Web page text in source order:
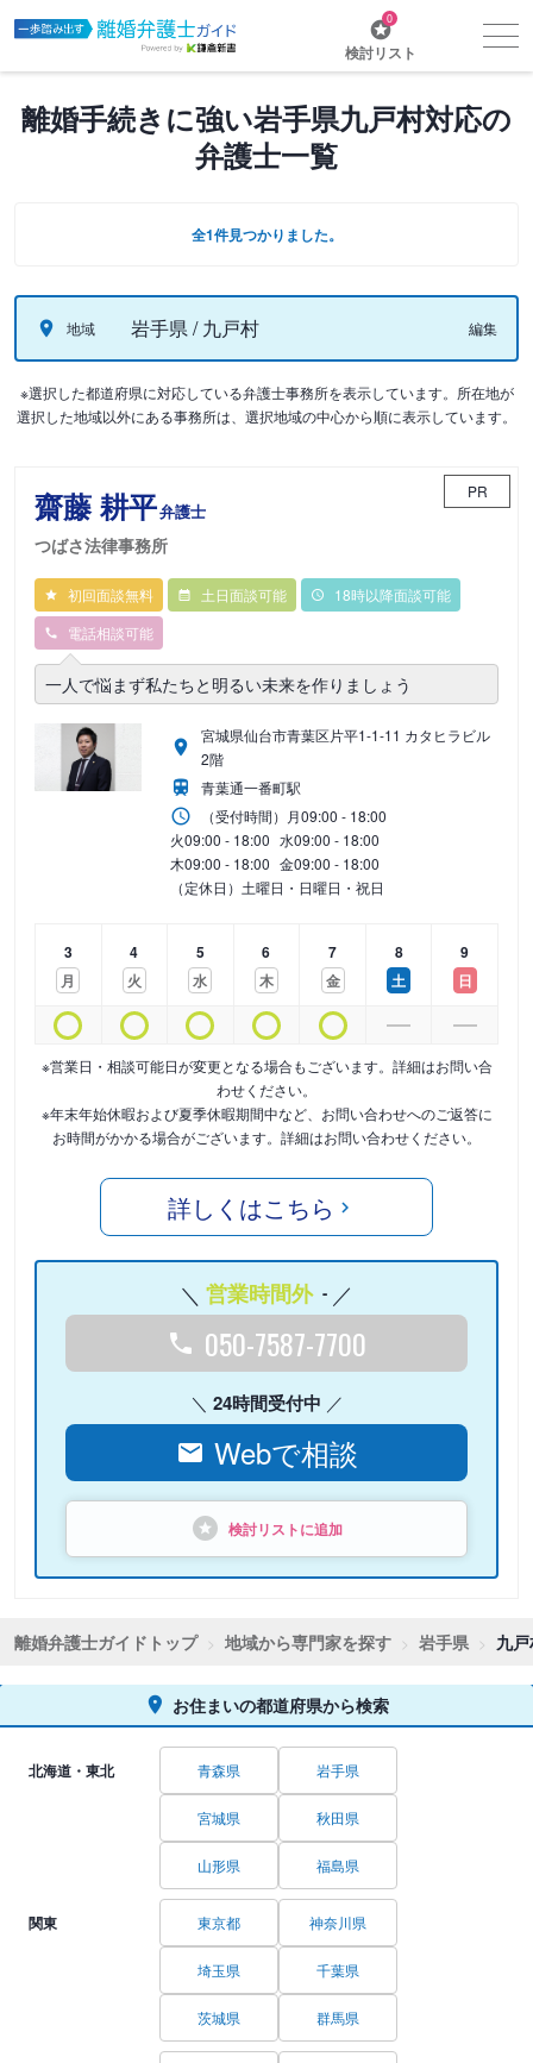
0
検討リスト
離婚手続きに強い岩手県九戸村対応の
弁護士一覧
全1件見つかりました。
地域 岩手県 / 九戸村 編集
※選択した都道府県に対応している弁護士事務所を表示しています。所在地が
選択した地域以外にある事務所は、選択地域の中心から順に表示しています。
齋藤 耕平弁護士
つばさ法律事務所
PR
初回面談無料 土日面談可能
18時以降面談可能
電話相談可能
一人で悩まず私たちと明るい未来を作りましょう
宮城県仙台市青葉区片平1-1-11 カタヒラビル
2階
青葉通一番町駅
（受付時間） 月09:00 - 18:00
火09:00 - 18:00 水09:00 - 18:00
木09:00 - 18:00 金09:00 - 18:00
（定休日）土曜日・日曜日・祝日
3
月
4
火
5
水
6
木
7
金
8
土
9
日
※営業日・相談可能日が変更となる場合もございます。詳細はお問い合
わせください。
※年末年始休暇および夏季休暇期間中など、お問い合わせへのご返答に
お時間がかかる場合がございます。詳細はお問い合わせください。
詳しくはこちら
営業時間外 -
050-7587-7700
24時間受付中
Webで相談
検討リストに追加
離婚弁護士ガイドトップ 地域から専門家を探す 岩手県 九
お住まいの都道府県から検索
北海道・東北 青森県 岩手県
宮城県 秋田県
山形県 福島県
関東 東京都 神奈川県
埼玉県 千葉県
茨城県 群馬県